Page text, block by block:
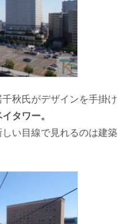
秋氏がデザインを手掛け
タワー。
い目線で見れるのは建築